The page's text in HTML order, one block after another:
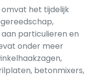
het tijdelijk
particulieren en
onder meer
betonmixers,